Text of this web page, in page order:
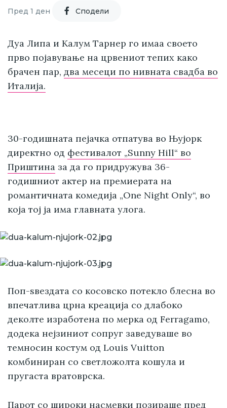
Пред 1 ден Cподели
Дуа Липа и Калум Тарнер го имаа своето
прво појавување на црвениот тепих како
брачен пар, два месеци по нивната свадба во
Италија.
30-годишната пејачка отпатува во Њујорк
директно од фестивалот „Sunny Hill“ во
Приштина за да го придружува 36-
годишниот актер на премиерата на
романтичната комедија „One Night Only“, во
која тој ја има главната улога.
Поп-ѕвездата со косовско потекло блесна во
впечатлива црна креација со длабоко
деколте изработена по мерка од Ferragamo,
додека нејзиниот сопруг заведуваше во
темносин костум од Louis Vuitton
комбиниран со светложолта кошула и
пругаста вратоврска.
Парот со широки насмевки позираше пред